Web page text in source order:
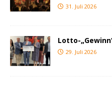
31. Juli 2026
Lotto-
29. Juli 2026